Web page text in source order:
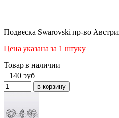
Подвеска Swarovski пр-во
Цена указана за 1 штуку
Товар в наличии
140 руб